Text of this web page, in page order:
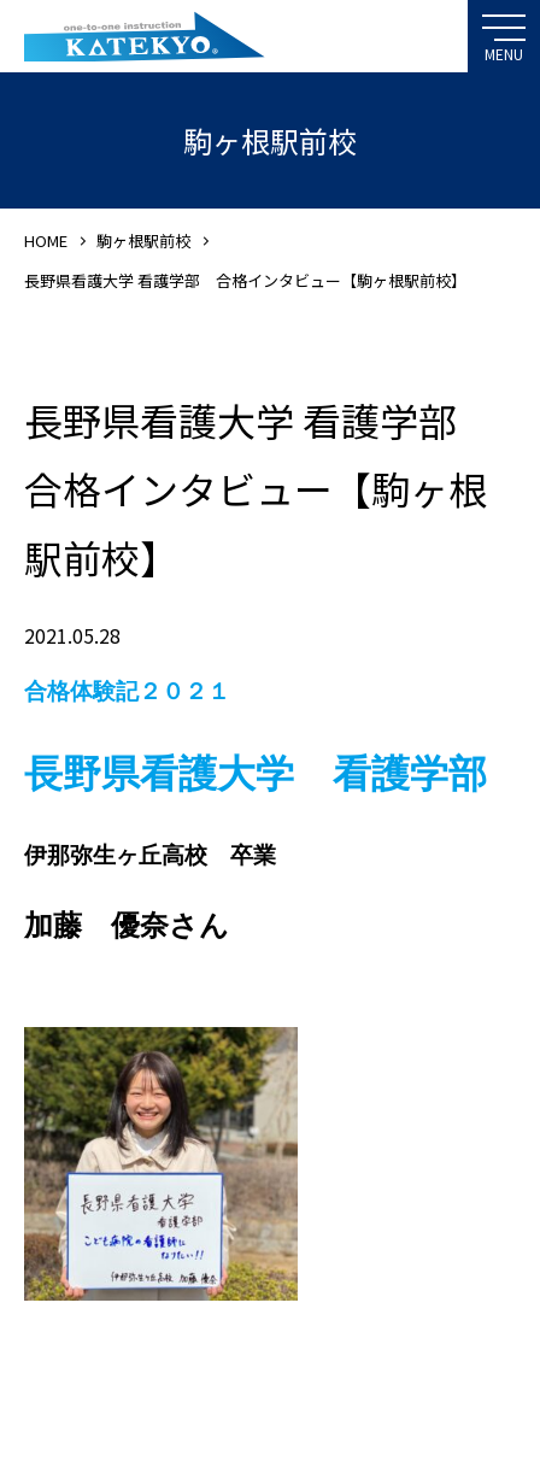
駒ヶ根駅前校
HOME
駒ヶ根駅前校
長野県看護大学 看護学部 合格インタビュー【駒ヶ根駅前校】
長野県看護大学 看護学部
合格インタビュー【駒ヶ根
駅前校】
2021.05.28
合格体験記２０２１
長野県看護大学 看護学部
伊那弥生ヶ丘高校 卒業
加藤 優奈さん